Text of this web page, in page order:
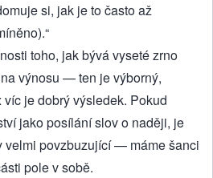
si, jak je to často až
toho, jak bývá vyseté zrno
výnosu — ten je výborný,
je dobrý výsledek. Pokud
jako posílání slov o naději, je
velmi povzbuzující — máme šanci
pole v sobě.